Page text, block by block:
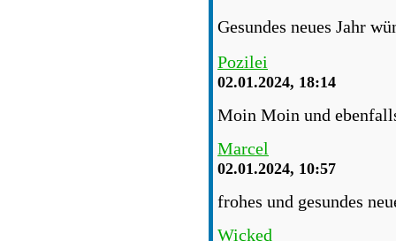
Gesundes neues Jahr
Pozilei
02.01.2024, 18:14
Moin Moin und
Marcel
02.01.2024, 10:57
frohes und gesundes
Wicked